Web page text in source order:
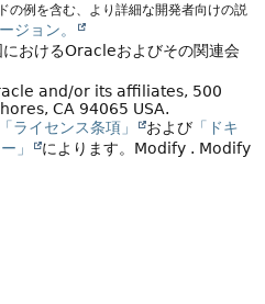
の例を含む、より詳細な開発者向けの説
ジョン。
おけるOracleおよびその関連会
and/or its affiliates, 500
CA 94065 USA.
「ライセンス条項」 および 「ドキ
」
によります。 Modify . Modify